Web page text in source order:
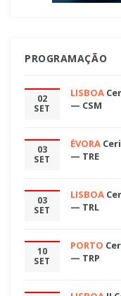
PROGRAMAÇÃO
02
SET
LISBOA
— CSM
03
SET
ÉVORA
— TRE
03
SET
LISBOA
— TRL
10
SET
PORTO
— TRP